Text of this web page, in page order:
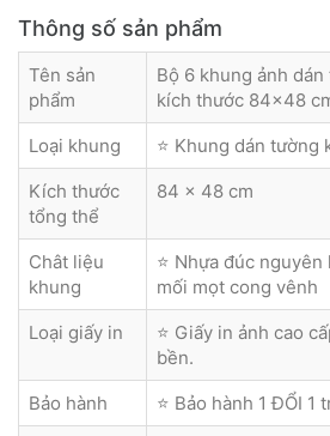
Thông số sản phẩm
Tên sản
phẩm
Bộ 6 khung ảnh
kích thước 84x48
Loại khung
⭐ Khung dán
Kích thước
tổng thể
84 x 48 cm
Chât liệu
khung
⭐ Nhựa đúc
mối mọt cong vênh
Loại giấy in
⭐ Giấy in ảnh cao
bền.
Bảo hành
⭐ Bảo hành 1 ĐỔI 1